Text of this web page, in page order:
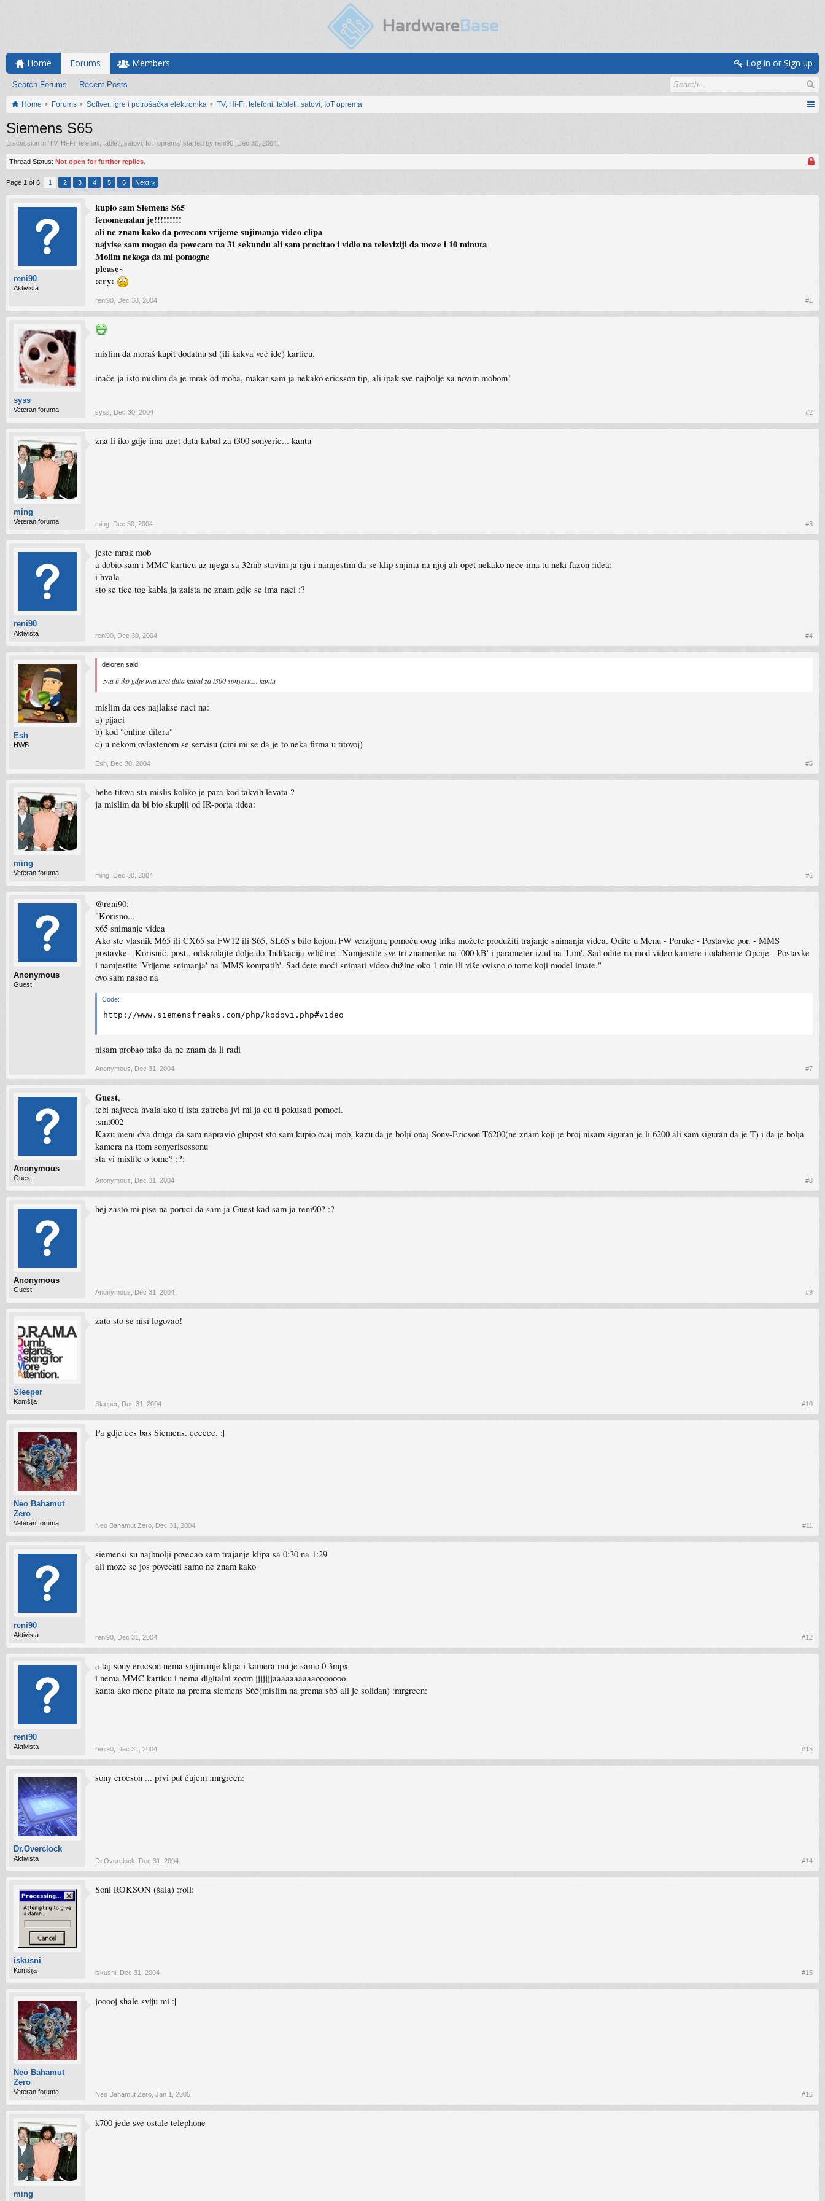
Home Forums
Search Forums Recent Posts
Members Log in or Sign up
Home Forums Softver, igre i potrošačka elektronika TV, Hi-Fi, telefoni, tableti, satovi, IoT oprema
Siemens S65
Discussion in 'TV, Hi-Fi, telefoni, tableti, satovi, IoT oprema' started by reni90 Dec 30, 2004
Thread Status: Not open for further replies.
Page 1 of 6 1 2 3 4 5 6 Next >
reni90
Aktivista
kupio sam Siemens S65
fenomenalan je!!!!!!!!!
ali ne znam kako da povecam vrijeme snjimanja video clipa
najvise sam mogao da povecam na 31 sekundu ali sam procitao i vidio na televiziji da moze i 10 minuta
Molim nekoga da mi pomogne
please~
:cry:
reni90 Dec 30, 2004 #1
syss
Veteran foruma
mislim da moraš kupit dodatnu sd (ili kakva već ide) karticu.
inače ja isto mislim da je mrak od moba, makar sam ja nekako ericsson tip, ali ipak sve najbolje sa novim mobom!
syss Dec 30, 2004 #2
ming
Veteran foruma
zna li iko gdje ima uzet data kabal za t300 sonyeric... kantu
ming Dec 30, 2004 #3
reni90
Aktivista
jeste mrak mob
a dobio sam i MMC karticu uz njega sa 32mb stavim ja nju i namjestim da se klip snjima na njoj ali opet nekako nece ima tu neki fazon :idea:
i hvala
sto se tice tog kabla ja zaista ne znam gdje se ima naci :?
reni90 Dec 30, 2004 #4
Esh
HWB
deloren said:
zna li iko gdje ima uzet data kabal za t300 sonyeric... kantu
mislim da ces najlakse naci na:
a) pijaci
b) kod "online dilera"
c) u nekom ovlastenom se servisu (cini mi se da je to neka firma u titovoj)
Esh Dec 30, 2004 #5
ming
Veteran foruma
hehe titova sta mislis koliko je para kod takvih levata ?
ja mislim da bi bio skuplji od IR-porta :idea:
ming Dec 30, 2004 #6
Anonymous
Guest
@reni90:
"Korisno...
x65 snimanje videa
Ako ste vlasnik M65 ili CX65 sa FW12 ili S65, SL65 s bilo kojom FW verzijom, pomoću ovog trika možete produžiti trajanje snimanja videa. Odite u Menu - Poruke - Postavke por. - MMS
postavke - Korisnič. post., odskrolajte dolje do 'Indikacija veličine'. Namjestite sve tri znamenke na '000 kB' i parameter izad na 'Lim'. Sad odite na mod video kamere i odaberite Opcije - Postavke
i namjestite 'Vrijeme snimanja' na 'MMS kompatib'. Sad ćete moći snimati video dužine oko 1 min ili više ovisno o tome koji model imate."
ovo sam nasao na
Code:
http://www.siemensfreaks.com/php/kodovi.php#video
nisam probao tako da ne znam da li radi
Anonymous Dec 31, 2004 #7
Anonymous
Guest
Guest,
tebi najveca hvala ako ti ista zatreba jvi mi ja cu ti pokusati pomoci.
:smt002
Kazu meni dva druga da sam napravio glupost sto sam kupio ovaj mob, kazu da je bolji onaj Sony-Ericson T6200(ne znam koji je broj nisam siguran je li 6200 ali sam siguran da je T) i da je bolja
kamera na ttom sonyeriscssonu
sta vi mislite o tome? :?:
Anonymous Dec 31, 2004 #8
Anonymous
Guest
hej zasto mi pise na poruci da sam ja Guest kad sam ja reni90? :?
Anonymous Dec 31, 2004 #9
Sleeper
Komšija
zato sto se nisi logovao!
Sleeper Dec 31, 2004 #10
Neo Bahamut
Zero
Veteran foruma
Pa gdje ces bas Siemens. cccccc. :|
Neo Bahamut Zero Dec 31, 2004 #11
reni90
Aktivista
siemensi su najbnolji povecao sam trajanje klipa sa 0:30 na 1:29
ali moze se jos povecati samo ne znam kako
reni90 Dec 31, 2004 #12
reni90
Aktivista
a taj sony erocson nema snjimanje klipa i kamera mu je samo 0.3mpx
i nema MMC karticu i nema digitalni zoom jjjjjjjaaaaaaaaaaooooooo
kanta ako mene pitate na prema siemens S65(mislim na prema s65 ali je solidan) :mrgreen:
reni90 Dec 31, 2004 #13
Dr.Overclock
Aktivista
sony erocson ... prvi put čujem :mrgreen:
Dr.Overclock Dec 31, 2004 #14
iskusni
Komšija
Soni ROKSON (šala) :roll:
iskusni Dec 31, 2004 #15
Neo Bahamut
Zero
Veteran foruma
jooooj shale sviju mi :|
Neo Bahamut Zero Jan 1, 2005 #16
ming
k700 jede sve ostale telephone